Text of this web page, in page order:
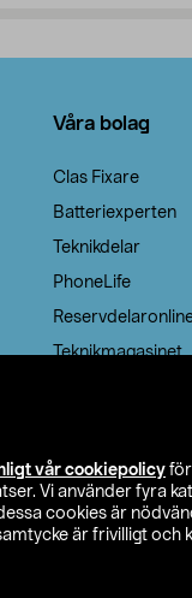
vår cookiepolicy
Vi använder fyra
cookies är
är frivilligt och
Våra bolag
Clas Fixare
Batteriexperten
Teknikdelar
PhoneLife
Teknikmagasinet